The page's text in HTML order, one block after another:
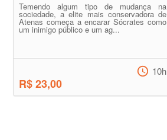
Temendo algum tipo de mudança na
sociedade, a elite mais conservadora de
Atenas começa a encarar Sócrates como
um inimigo público e um ag...
R$ 23,00
10h